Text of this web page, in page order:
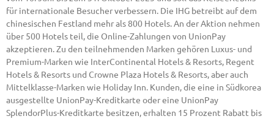
für internationale Besucher verbessern. Die IHG betreibt auf dem
chinesischen Festland mehr als 800 Hotels. An der Aktion nehmen
über 500 Hotels teil, die Online-Zahlungen von UnionPay
akzeptieren. Zu den teilnehmenden Marken gehören Luxus- und
Premium-Marken wie InterContinental Hotels & Resorts, Regent
Hotels & Resorts und Crowne Plaza Hotels & Resorts, aber auch
Mittelklasse-Marken wie Holiday Inn. Kunden, die eine in Südkorea
ausgestellte UnionPay-Kreditkarte oder eine UnionPay
SplendorPlus-Kreditkarte besitzen, erhalten 15 Prozent Rabatt bis